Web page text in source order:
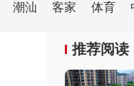
潮汕 客家 体育
推荐阅读